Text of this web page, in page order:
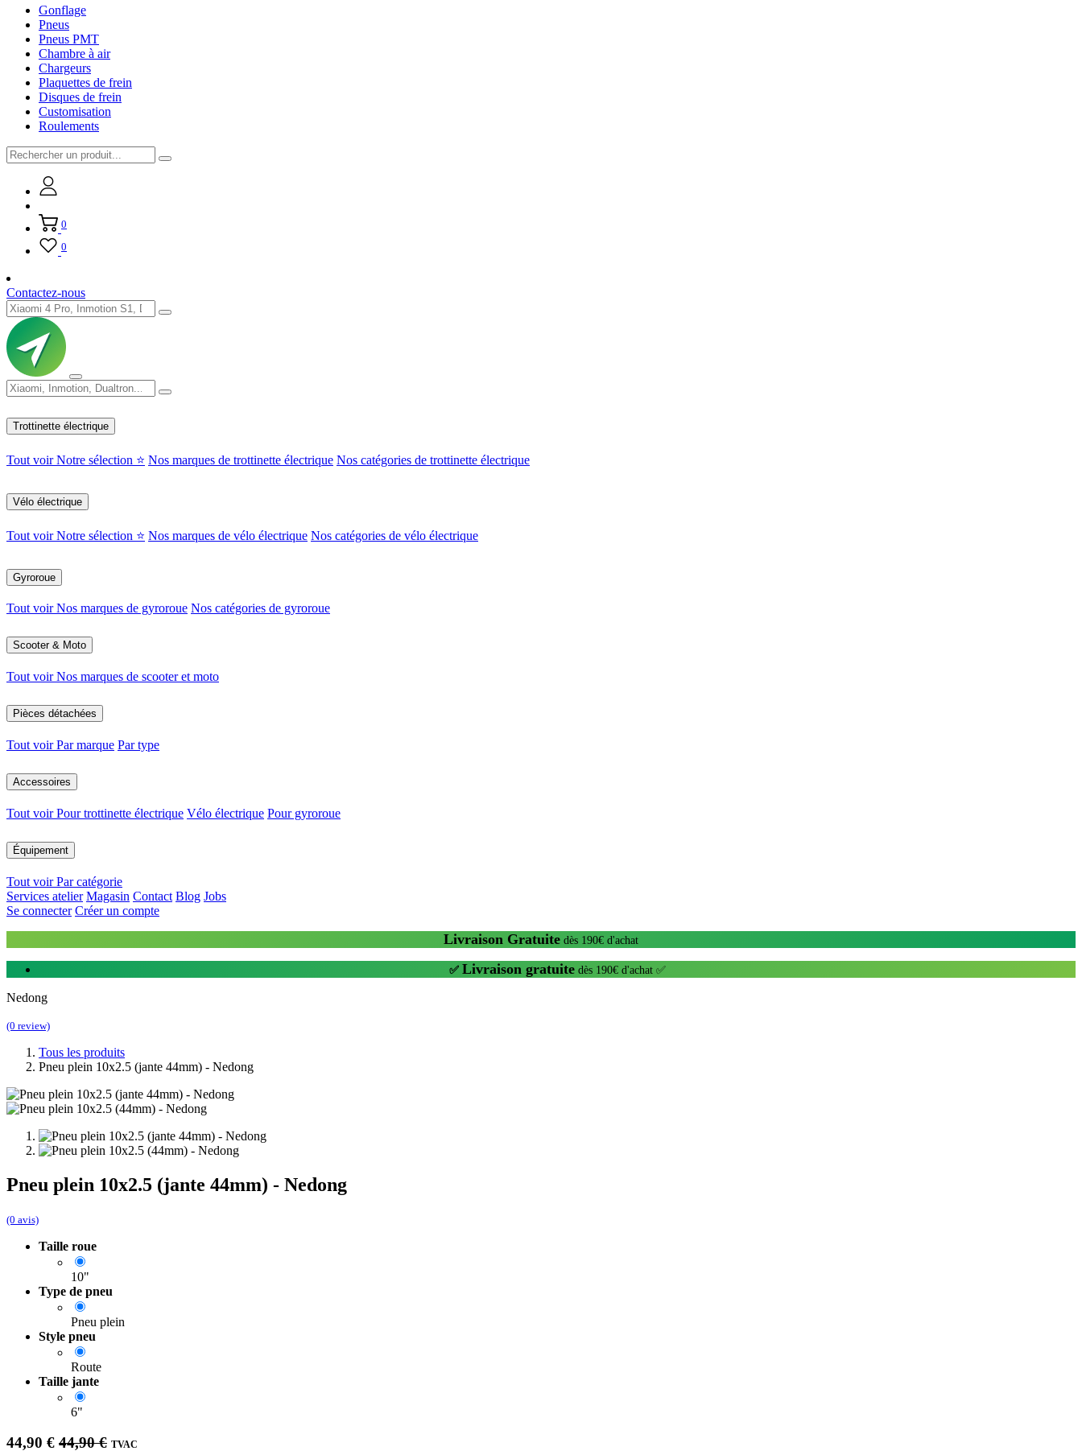
Gonflage
Pneus
Pneus PMT
Chambre à air
Chargeurs
Plaquettes de frein
Disques de frein
Customisation
Roulements
0
0
Contactez-nous
Trottinette électrique
Tout voirNotre sélection ⭐ Nos marques de trottinette électrique Nos catégories de trottinette électrique
Vélo électrique
Tout voirNotre sélection ⭐ Nos marques de vélo électrique Nos catégories de vélo électrique
Gyroroue
Tout voirNos marques de gyroroue Nos catégories de gyroroue
Scooter & Moto
Tout voirNos marques de scooter et moto
Pièces détachées
Tout voirPar marque Par type
Accessoires
Tout voirPour trottinette électrique Vélo électrique Pour gyroroue
Équipement
Tout voirPar catégorie
Services atelier Magasin Contact Blog Jobs
Se connecter Créer un compte
Livraison Gratuite dès 190€ d'achat
✅ Livraison gratuite dès 190€ d'achat ✅
Nedong
(0 review)
Tous les produits
Pneu plein 10x2.5 (jante 44mm) - Nedong
Pneu plein 10x2.5 (jante 44mm) - Nedong
(0 avis)
Taille roue
10"
Type de pneu
Pneu plein
Style pneu
Route
Taille jante
6"
44,90 € 44,90€ TVAC